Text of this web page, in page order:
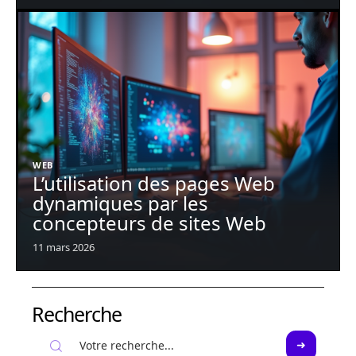
WEB
L’utilisation des pages Web
dynamiques par les
concepteurs de sites Web
11 mars 2026
Recherche